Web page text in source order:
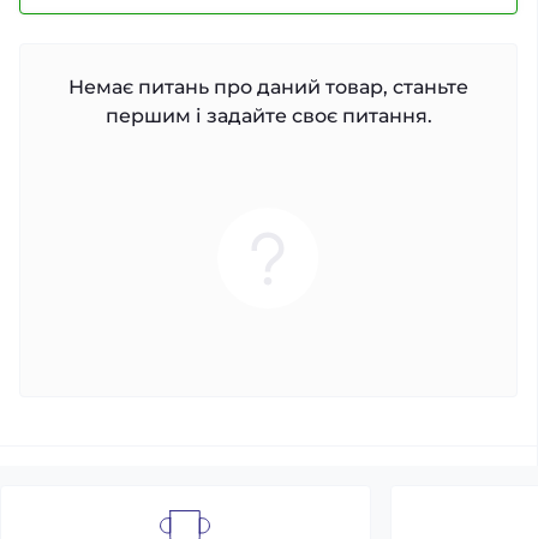
Немає питань про даний товар, станьте
першим і задайте своє питання.